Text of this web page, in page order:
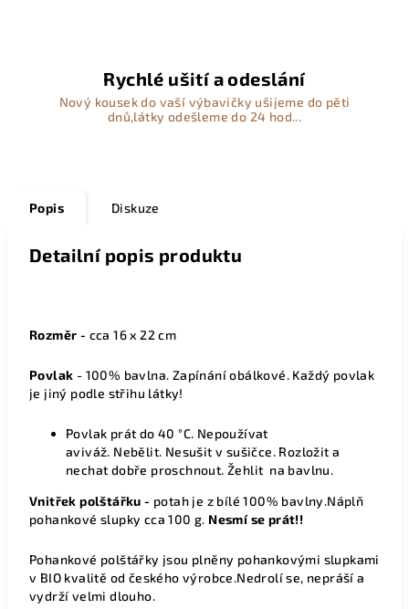
Rychlé ušití a odeslání
Nový kousek do vaší výbavičky ušijeme do pěti
dnů,látky odešleme do 24 hod...
Popis Diskuze
Detailní popis produktu
Rozměr - cca 16 x 22 cm
Povlak - 100% bavlna. Zapínání obálkové. Každý povlak
je jiný podle střihu látky!
Povlak prát do 40 °C. Nepoužívat
aviváž. Nebělit. Nesušit v sušičce. Rozložit a
nechat dobře proschnout. Žehlit na bavlnu.
Vnitřek polštářku - potah je z bílé 100% bavlny.Náplň
pohankové slupky cca 100 g. Nesmí se prát!!
Pohankové polštářky jsou plněny pohankovými slupkami
v BIO kvalitě od českého výrobce.Nedrolí se, nepráší a
vydrží velmi dlouho.